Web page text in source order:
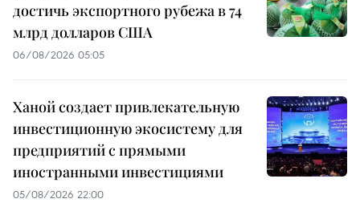
достичь экспортного рубежа в 74
млрд долларов США
06/08/2026 05:05
Ханой создает привлекательную
инвестиционную экосистему для
предприятий с прямыми
иностранными инвестициями
05/08/2026 22:00